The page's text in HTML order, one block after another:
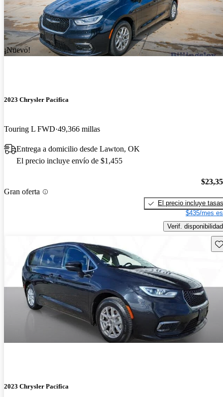
¡Nuevo!
2023 Chrysler Pacifica
Touring L FWD 49,366 millas
Entrega a domicilio desde Lawton, OK
El precio incluye envío de $1,455
Gran oferta
El precio incluye tasas
$435/mes
Verif. disponibilidad
2023 Chrysler Pacifica